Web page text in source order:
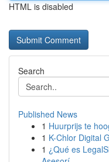
HTML is disabled
Search
Published News
1 Huurprijs te
1 K-Chlor Digital
1 ¿Qué es